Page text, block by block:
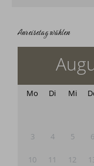
Anreisetag wählen
Mo Di Mi
3 4 5 6
10 11 12